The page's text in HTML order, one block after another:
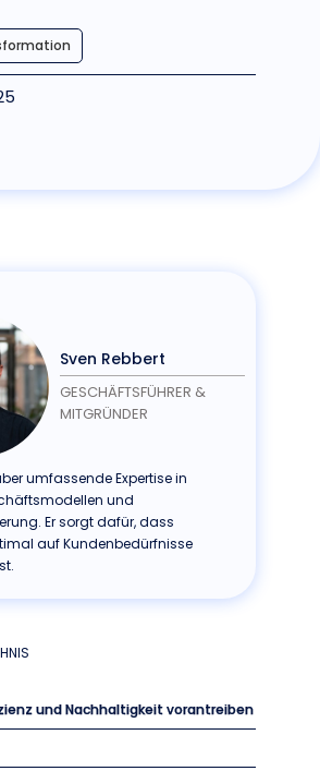
Sven Rebbert
GESCHÄFTSFÜHRER &
MITGRÜNDER
umfassende Expertise in
und
Er sorgt dafür, dass
auf Kundenbedürfnisse
und Nachhaltigkeit vorantreiben